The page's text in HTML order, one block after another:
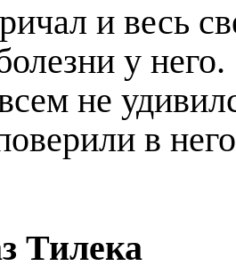
и весь
у него.
не
в
Тилека